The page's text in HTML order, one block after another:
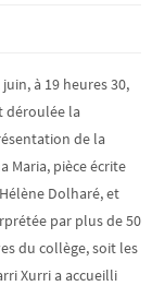
juin, à 19 heures 30,
déroulée la
de la
Maria, pièce écrite
Dolharé, et
par plus de 50
du collège, soit les
Xurri a accueilli